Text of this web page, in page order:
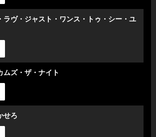
ラヴ・ジャスト・ワンス・トゥ・シー・ユ
ムズ・ザ・ナイト
せろ